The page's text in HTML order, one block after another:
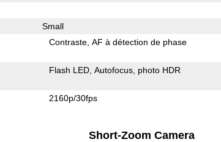
Small
Contraste AF à détection de phase
Flash LED Autofocus photo HDR
2160p/30fps
Short-Zoom Camera